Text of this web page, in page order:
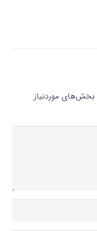
بخش‌های موردنیاز